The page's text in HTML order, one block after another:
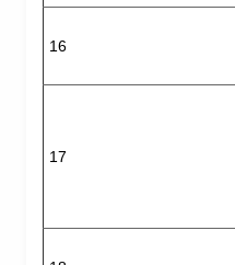
16
17